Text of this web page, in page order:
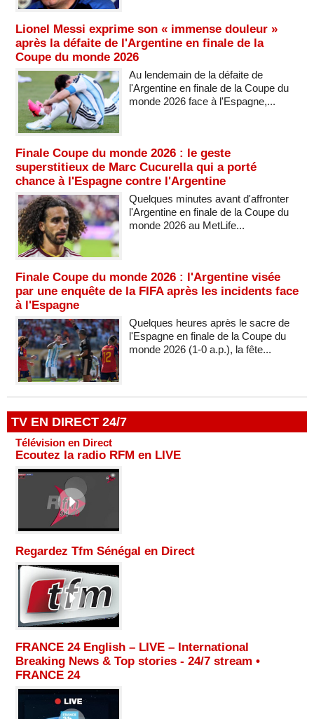
Lionel Messi exprime son « immense douleur »
après la défaite de l'Argentine en finale de la
Coupe du monde 2026
Au lendemain de la défaite de
l'Argentine en finale de la Coupe du
monde 2026 face à l'Espagne,...
Finale Coupe du monde 2026 : le geste
superstitieux de Marc Cucurella qui a porté
chance à l'Espagne contre l'Argentine
Quelques minutes avant d'affronter
l'Argentine en finale de la Coupe du
monde 2026 au MetLife...
Finale Coupe du monde 2026 : l'Argentine visée
par une enquête de la FIFA après les incidents face
à l'Espagne
Quelques heures après le sacre de
l'Espagne en finale de la Coupe du
monde 2026 (1-0 a.p.), la fête...
TV EN DIRECT 24/7
Télévision en Direct
Ecoutez la radio RFM en LIVE
Regardez Tfm Sénégal en Direct
FRANCE 24 English – LIVE – International
Breaking News & Top stories - 24/7 stream •
FRANCE 24